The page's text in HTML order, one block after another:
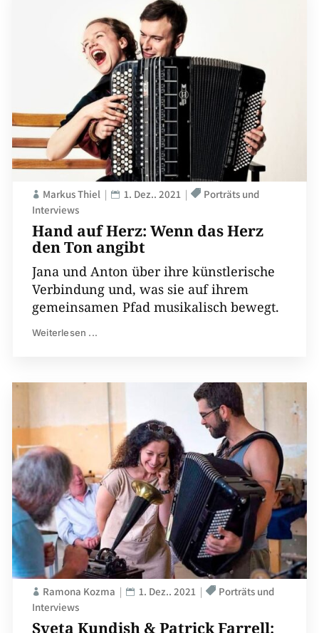
Hand auf Herz: Wenn das Herz
den Ton angibt
Markus Thiel 1. Dez.. 2021
Porträts und
Interviews
Jana und Anton über ihre künstlerische
Verbindung und, was sie auf ihrem
gemeinsamen Pfad musikalisch bewegt.
Weiterlesen ...
Sveta Kundish & Patrick Farrell:
Ramona Kozma 1. Dez.. 2021
Porträts und
Interviews